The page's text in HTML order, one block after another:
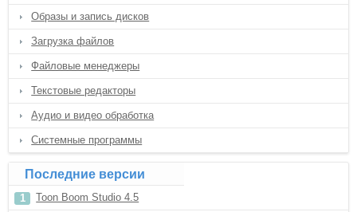
Образы и запись дисков
Загрузка файлов
Файловые менеджеры
Текстовые редакторы
Аудио и видео обработка
Системные программы
Последние версии
Toon Boom Studio 4.5